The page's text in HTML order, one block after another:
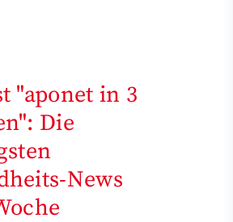
"aponet in 3
Die
News